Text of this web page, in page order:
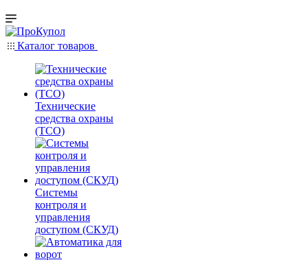
Каталог товаров
Технические
средства охраны
(ТСО)
Системы
контроля и
управления
доступом (СКУД)